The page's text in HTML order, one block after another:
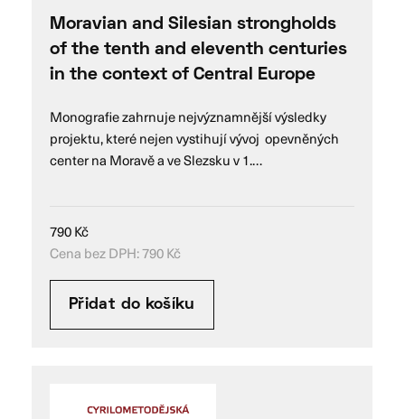
Moravian and Silesian strongholds
of the tenth and eleventh centuries
in the context of Central Europe
Monografie zahrnuje nejvýznamnější výsledky
projektu, které nejen vystihují vývoj opevněných
center na Moravě a ve Slezsku v 1.…
790Kč
Cena bez DPH:790Kč
Přidat do košíku